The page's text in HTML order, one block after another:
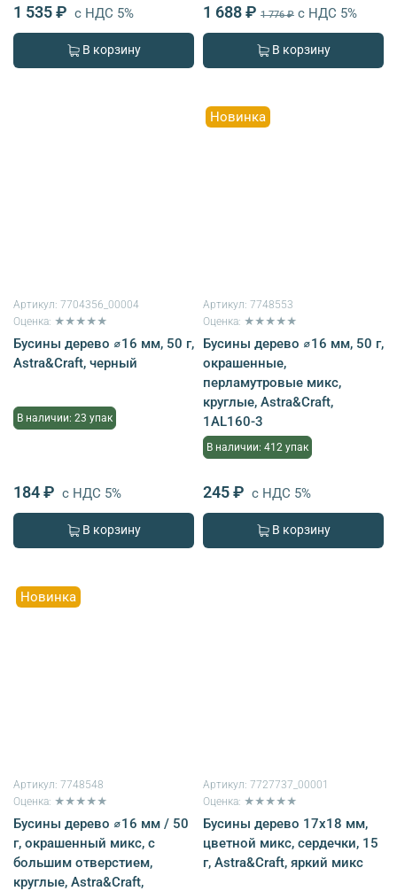
1 535 ₽ с НДС 5%
В корзину
1 688 ₽ 1 776 ₽ с НДС 5%
В корзину
Артикул: 7704356_00004
Оценка: ★★★★★
Бусины дерево ⌀16 мм, 50 г,
Astra&Craft, черный
В наличии: 23 упак
184 ₽ с НДС 5%
В корзину
Новинка
Артикул: 7748553
Оценка: ★★★★★
Бусины дерево ⌀16 мм, 50 г,
окрашенные,
перламутровые микс,
круглые, Astra&Craft,
1AL160-3
В наличии: 412 упак
245 ₽ с НДС 5%
В корзину
Новинка
Артикул: 7748548
Оценка: ★★★★★
Бусины дерево ⌀16 мм / 50
г, окрашенный микс, с
большим отверстием,
круглые, Astra&Craft,
Артикул: 7727737_00001
Оценка: ★★★★★
Бусины дерево 17х18 мм,
цветной микс, сердечки, 15
г, Astra&Craft, яркий микс